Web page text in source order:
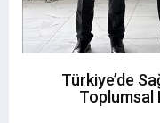
Türkiye’de
Toplumsal